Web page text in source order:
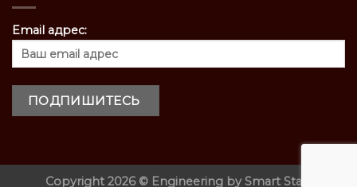
Email адрес:
Copyright 2026 © Engineering by Smart Start